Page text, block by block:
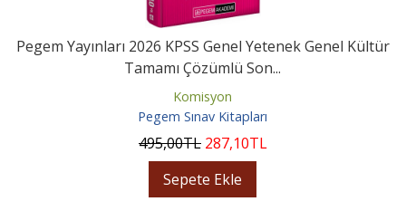
Pegem Yayınları 2026 KPSS Genel Yetenek Genel Kültür
Tamamı Çözümlü Son...
Komisyon
Pegem Sınav Kitapları
495,00TL 287,10TL
Sepete Ekle